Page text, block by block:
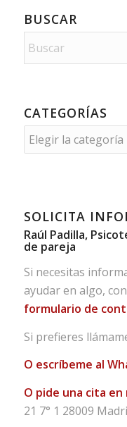
BUSCAR
CATEGORÍAS
Categorías
SOLICITA
Raúl Padilla,
de pareja
Si necesitas
ayudar en algo,
formulario de
Si prefieres
O escríbeme al
O pide una cita
21 7° 1 28009